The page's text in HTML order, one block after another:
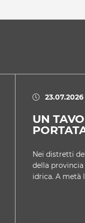
23.07.2026
UN
Nei distretti
della
idrica. A metà